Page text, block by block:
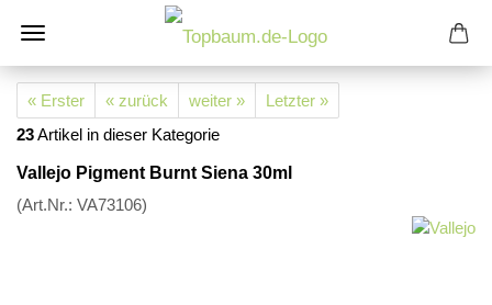
« Erster « zurück weiter »
Letzter »
23Artikel in dieser Kategorie
Vallejo Pigment Burnt Siena 30ml
(Art.Nr.: VA73106)